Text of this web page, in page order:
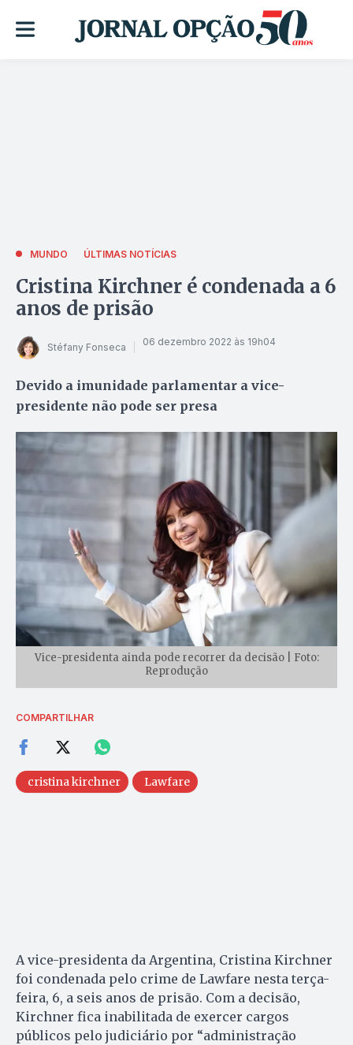
MUNDO ÚLTIMAS NOTÍCIAS
Cristina Kirchner é condenada a 6
anos de prisão
Stéfany Fonseca 06 dezembro 2022 às 19h04
Devido a imunidade parlamentar a vice-
presidente não pode ser presa
Vice-presidenta ainda pode recorrer da decisão | Foto:
Reprodução
COMPARTILHAR
cristina kirchner Lawfare
A vice-presidenta da Argentina, Cristina Kirchner
foi condenada pelo crime de Lawfare nesta terça-
feira, 6, a seis anos de prisão. Com a decisão,
Kirchner fica inabilitada de exercer cargos
públicos pelo judiciário por “administração